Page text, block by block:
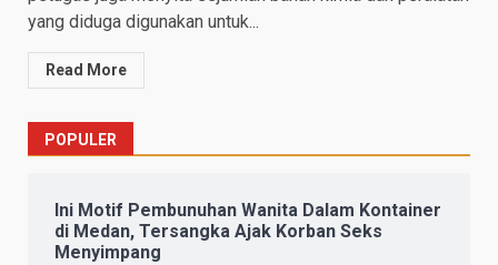
yang diduga digunakan untuk...
Read More
POPULER
Ini Motif Pembunuhan Wanita Dalam Kontainer
di Medan, Tersangka Ajak Korban Seks
Menyimpang